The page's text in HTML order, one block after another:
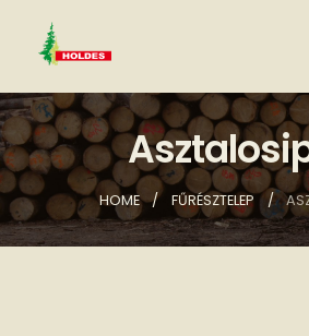
HOME FŰRÉSZTELEP